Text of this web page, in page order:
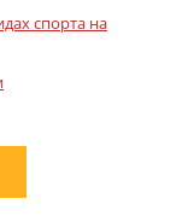
спорта на